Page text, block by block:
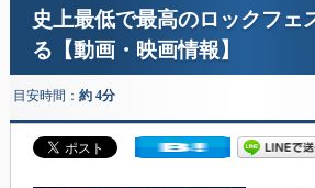
史上最低で最高のロックフェ
る【動画・映画情報】
目安時間： 約 4分